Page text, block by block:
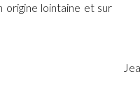
origine lointaine et sur